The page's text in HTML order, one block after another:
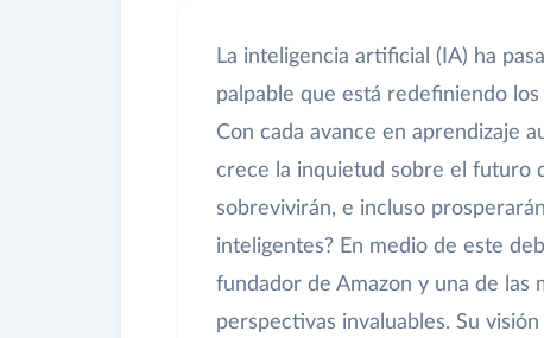
La inteligencia artificial (IA) ha
palpable que está redefiniendo
Con cada avance en aprendizaje
crece la inquietud sobre el futuro
sobrevivirán, e incluso
inteligentes? En medio de este
fundador de Amazon y una de las
perspectivas invaluables. Su